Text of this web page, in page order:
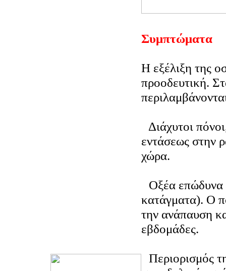
Συμπτώματα
Η εξέλιξη της
προοδευτική.
Διάχυτοι
εντάσεως στην
χώρα.
Οξέα επώδυνα
κατάγματα). Ο
την ανάπαυση
εβδομάδες.
Περιορισμός